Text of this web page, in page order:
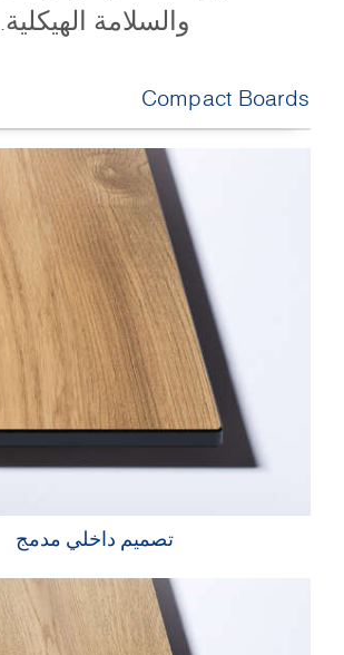
والسلامة الهيكلية.
Compact Boards
تصميم داخلي مدمج